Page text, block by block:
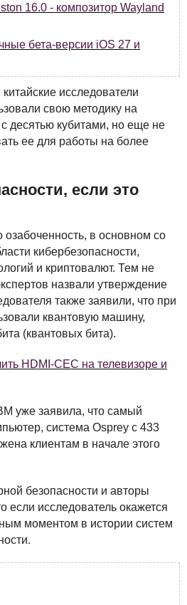
16.0 - композитор Wayland
бета-версии iOS 27 и
исследователи
свою методику на
десятью кубитами, но еще не
ее для работы на более
если это
в основном со
кибербезопасности,
и криптовалют. Тем не
назвали утверждение
также заявили, что при
квантовую машину,
(квантовых бита).
HDMI-CEC на телевизоре и
уже заявила, что самый
система Osprey с 433
клиентам в начале этого
безопасности и авторы
если исследователь окажется
моментом в истории систем